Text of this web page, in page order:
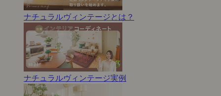
ナチュラルヴィンテージとは？
ナチュラルヴィンテージ実例